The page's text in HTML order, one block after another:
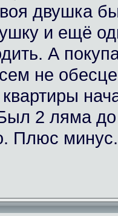
двушка
и ещё
А
не
2 ляма
Плюс минус.